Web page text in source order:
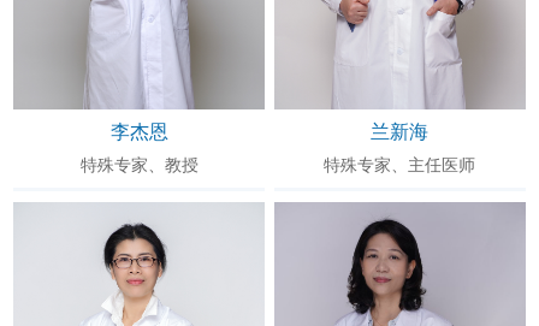
李杰恩
特殊专家、教授
兰新海
特殊专家、主任医师